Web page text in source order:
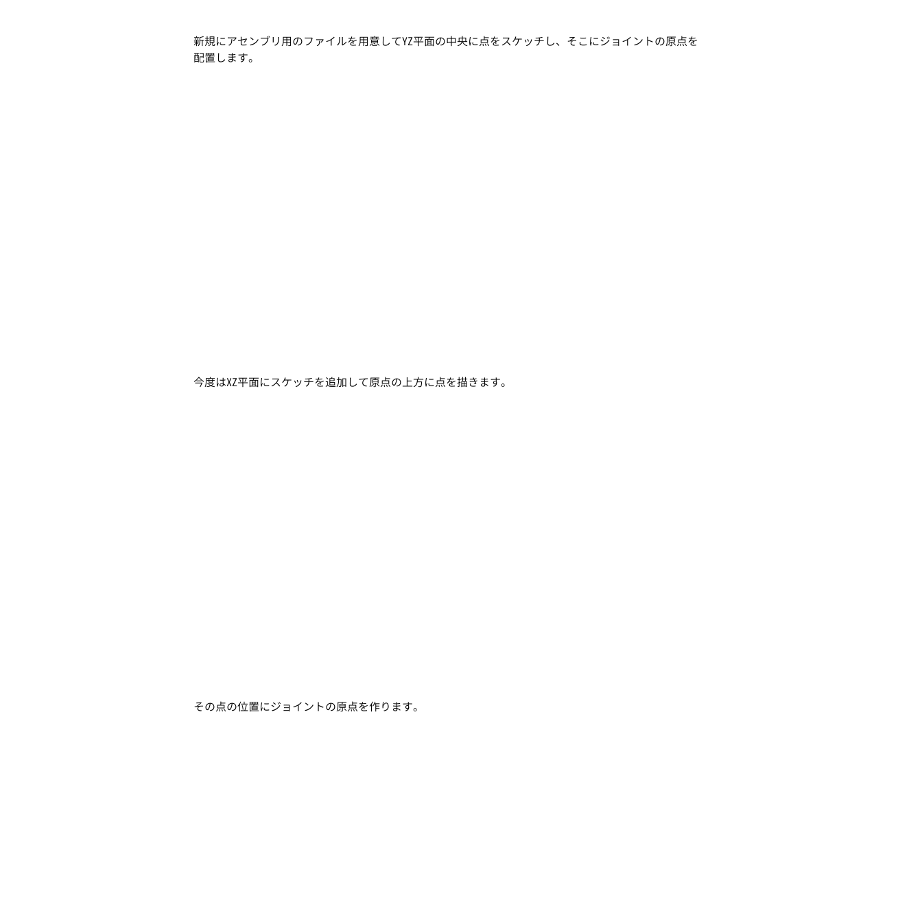
新規にアセンブリ用のファイルを用意してYZ平面の中央に点をスケッチし、そこにジョイントの原点を
配置します。
今度はXZ平面にスケッチを追加して原点の上方に点を描きます。
その点の位置にジョイントの原点を作ります。